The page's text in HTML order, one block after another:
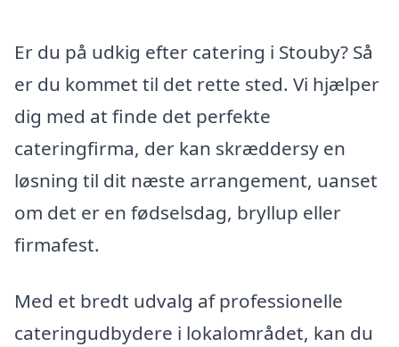
Er du på udkig efter catering i Stouby? Så
er du kommet til det rette sted. Vi hjælper
dig med at finde det perfekte
cateringfirma, der kan skræddersy en
løsning til dit næste arrangement, uanset
om det er en fødselsdag, bryllup eller
firmafest.
Med et bredt udvalg af professionelle
cateringudbydere i lokalområdet, kan du